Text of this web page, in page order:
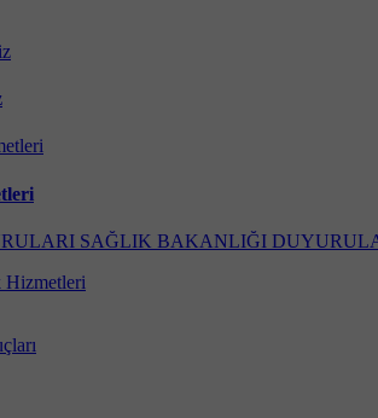
SAĞLIK BAKANLIĞI